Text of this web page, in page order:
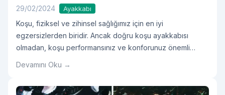
29/02/2024 Ayakkabı
Koşu, fiziksel ve zihinsel sağlığımız için en iyi
egzersizlerden biridir. Ancak doğru koşu ayakkabısı
olmadan, koşu performansınız ve konforunuz önemli
Devamını Oku →